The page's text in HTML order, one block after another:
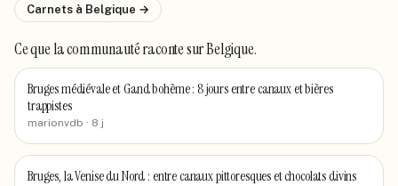
Carnets à Belgique →
Ce que la communauté racontesur Belgique.
Bruges médiévale et Gand bohème : 8 jours entre canaux et bières
trappistes
marionvdb · 8 j
Bruges, la Venise du Nord : entre canaux pittoresques et chocolats divins